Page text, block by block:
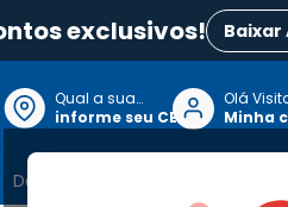
exclusivos! Baixar
Qual a sua
localização?
informe seu CEP
Olá
Minha
Dermocosmeticos